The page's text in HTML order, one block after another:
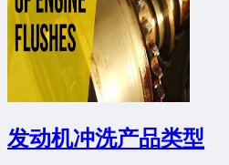
发动机冲洗产品类型